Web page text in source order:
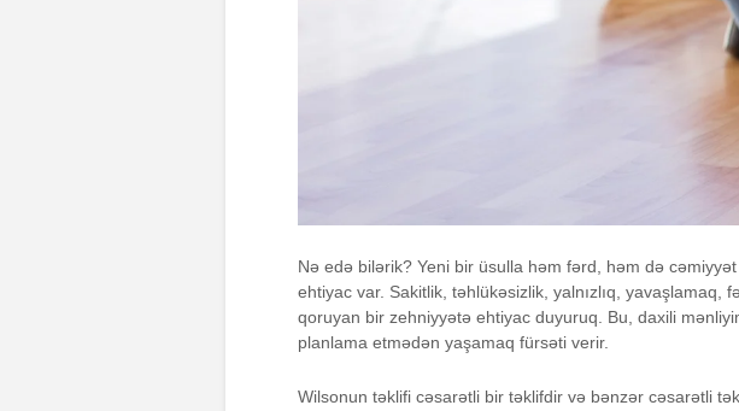
Nə edə bilərik? Yeni bir üsulla həm fərd, həm də
ehtiyac var. Sakitlik, təhlükəsizlik, yalnızlıq, yavaşlamaq,
qoruyan bir zehniyyətə ehtiyac duyuruq. Bu, daxili
planlama etmədən yaşamaq fürsəti verir.
Wilsonun təklifi cəsarətli bir təklifdir və bənzər cəsarətli